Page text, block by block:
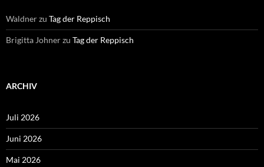
Waldnerzu Tag der Reppisch
Brigitta Johnerzu Tag der Reppisch
ARCHIV
Juli 2026
Juni 2026
Mai 2026